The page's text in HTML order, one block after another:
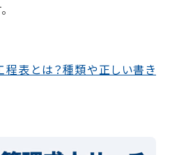
表とは？種類や正しい書き